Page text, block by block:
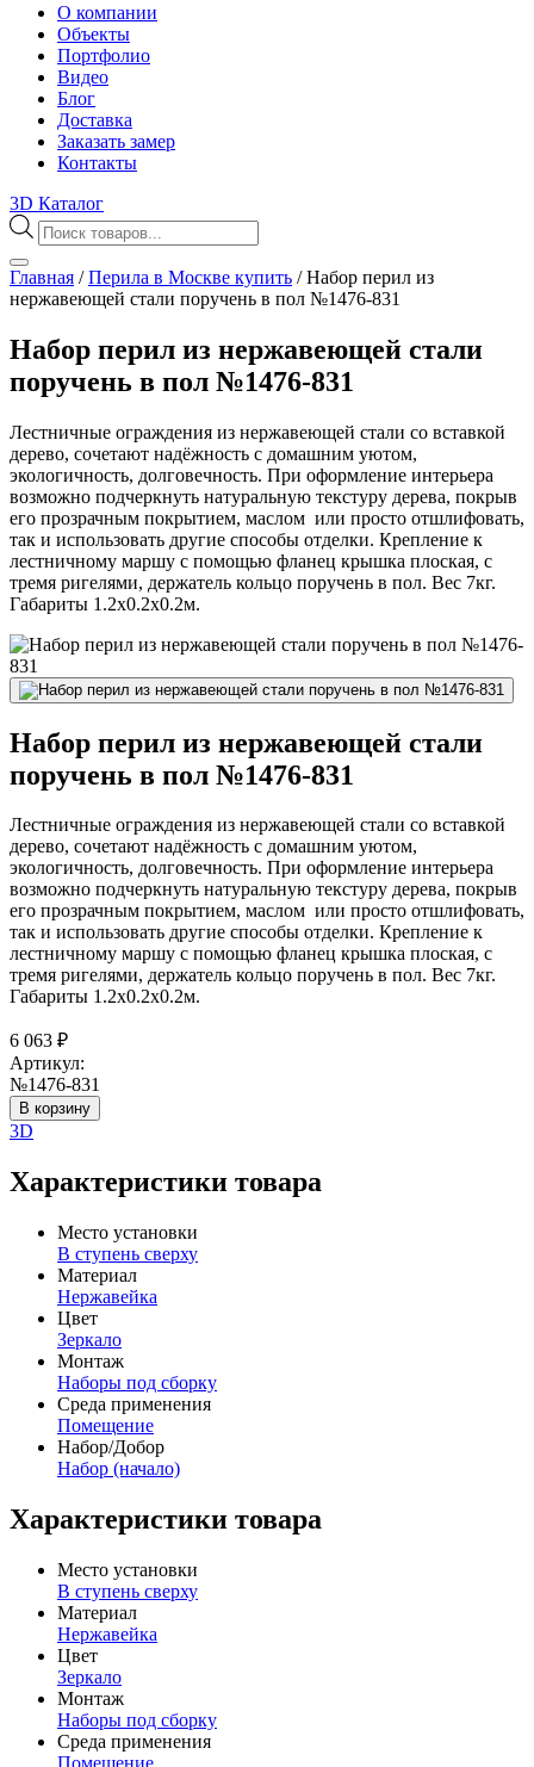
О компании
Объекты
Портфолио
Видео
Блог
Доставка
Заказать замер
Контакты
3D Каталог
Поиск
товаров
Главная /Перила в Москве купить /Набор перил из
нержавеющей стали поручень в пол №1476-831
Набор перил из нержавеющей стали
поручень в пол №1476-831
Лестничные ограждения из нержавеющей стали со вставкой
дерево, сочетают надёжность с домашним уютом,
экологичность, долговечность. При оформление интерьера
возможно подчеркнуть натуральную текстуру дерева, покрыв
его прозрачным покрытием, маслом или просто отшлифовать,
так и использовать другие способы отделки. Крепление к
лестничному маршу с помощью фланец крышка плоская, с
тремя ригелями, держатель кольцо поручень в пол. Вес 7кг.
Габариты 1.2х0.2х0.2м.
Набор перил из нержавеющей стали
поручень в пол №1476-831
Лестничные ограждения из нержавеющей стали со вставкой
дерево, сочетают надёжность с домашним уютом,
экологичность, долговечность. При оформление интерьера
возможно подчеркнуть натуральную текстуру дерева, покрыв
его прозрачным покрытием, маслом или просто отшлифовать,
так и использовать другие способы отделки. Крепление к
лестничному маршу с помощью фланец крышка плоская, с
тремя ригелями, держатель кольцо поручень в пол. Вес 7кг.
Габариты 1.2х0.2х0.2м.
6 063 ₽
Артикул:
№1476-831
В корзину
3D
Характеристики товара
Место установки
В ступень сверху
Материал
Нержавейка
Цвет
Зеркало
Монтаж
Наборы под сборку
Среда применения
Помещение
Набор/Добор
Набор (начало)
Характеристики товара
Место установки
В ступень сверху
Материал
Нержавейка
Цвет
Зеркало
Монтаж
Наборы под сборку
Среда применения
Помещение